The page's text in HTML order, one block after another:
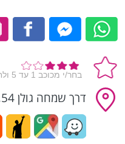
דרך שמחה גולן 54, חיפה